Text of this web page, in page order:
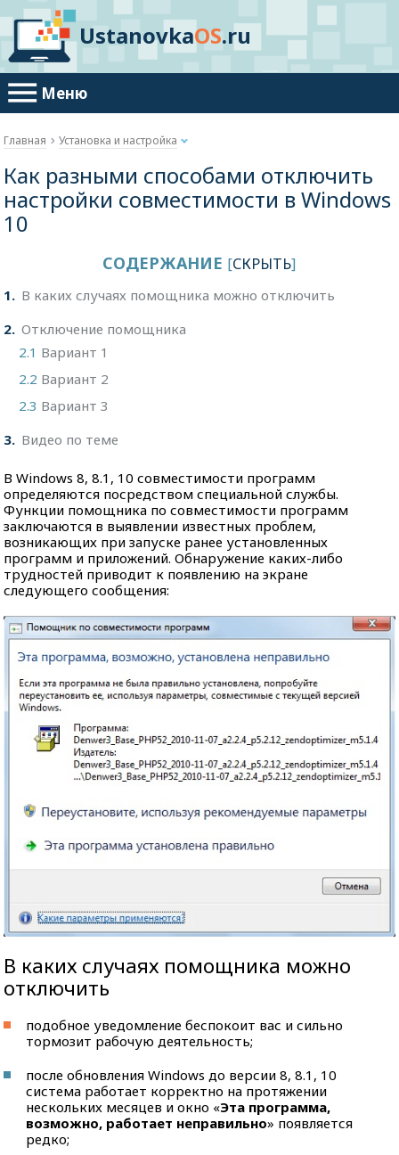
UstanovkaOS.ru
Главная Установка и настройка
Как разными способами отключить
настройки совместимости в Windows
10
СОДЕРЖАНИЕ [СКРЫТЬ]
1
В каких случаях помощника можно отключить
2 Отключение помощника
2.1 Вариант 1
2.2 Вариант 2
2.3 Вариант 3
3 Видео по теме
В Windows 8, 8.1, 10 совместимости программ
определяются посредством специальной службы.
Функции помощника по совместимости программ
заключаются в выявлении известных проблем,
возникающих при запуске ранее установленных
программ и приложений. Обнаружение каких-либо
трудностей приводит к появлению на экране
следующего сообщения:
В каких случаях помощника можно
отключить
подобное уведомление беспокоит вас и сильно
тормозит рабочую деятельность;
после обновления Windows до версии 8, 8.1, 10
система работает корректно на протяжении
нескольких месяцев и окно «Эта программа,
возможно, работает неправильно» появляется
редко;
Меню